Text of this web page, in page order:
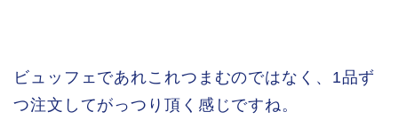
ビュッフェであれこれつまむのではなく、1品ず
つ注文してがっつり頂く感じですね。